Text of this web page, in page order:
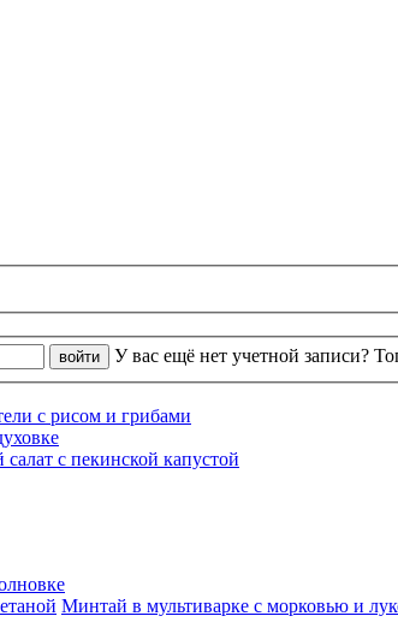
У вас ещё нет учетной записи?
с рисом и грибами
салат с пекинской капустой
Минтай в мультиварке с морковью и